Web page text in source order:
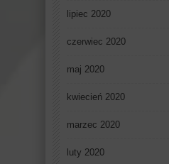
lipiec 2020
czerwiec 2020
maj 2020
kwiecień 2020
marzec 2020
luty 2020